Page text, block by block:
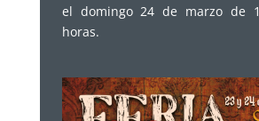
el domingo 24 de marzo de
horas.